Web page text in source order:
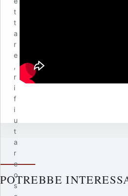
POTREBBE
t
t
a
r
e
,
r
i
f
i
u
t
a
r
e
o
s